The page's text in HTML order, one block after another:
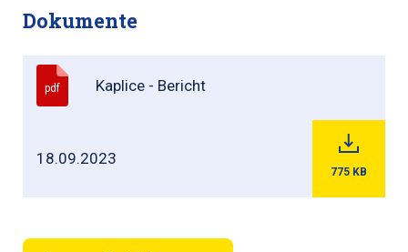
Dokumente
pdf Kaplice - Bericht
18.09.2023
775 KB